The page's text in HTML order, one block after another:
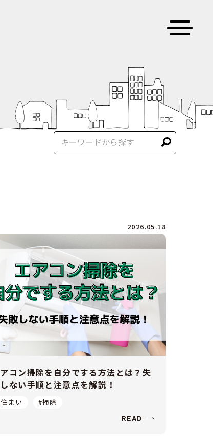
2026.05.18
コン掃除を自分でする方法とは？失
ない手順と注意点を解説！
まい #掃除
READ